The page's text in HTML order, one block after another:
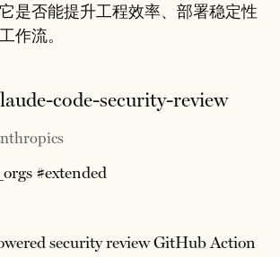
是否能提升工程效率、部署稳定性
作流。
code-security-review
#extended
security review GitHub Action